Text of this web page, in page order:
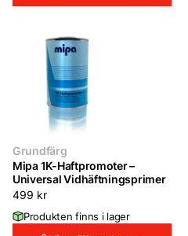
Grundfärg
Mipa 1K-Haftpromoter –
Universal Vidhäftningsprimer
499 kr
Produkten finns i lager